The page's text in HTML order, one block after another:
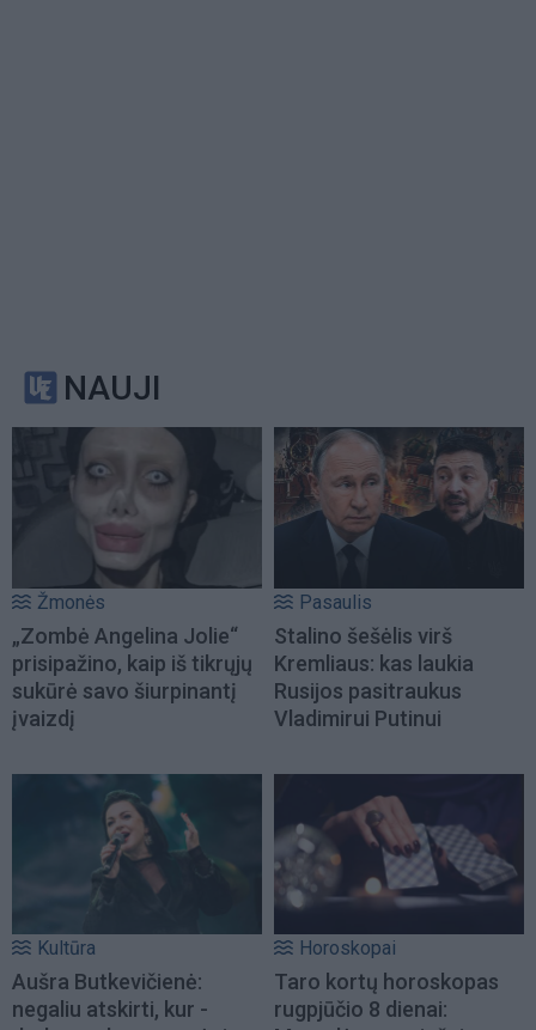
NAUJI
Žmonės
„Zombė Angelina Jolie“
prisipažino, kaip iš tikrųjų
sukūrė savo šiurpinantį
įvaizdį
Pasaulis
Stalino šešėlis virš
Kremliaus: kas laukia
Rusijos pasitraukus
Vladimirui Putinui
Kultūra
Aušra Butkevičienė:
negaliu atskirti, kur -
Horoskopai
Taro kortų horoskopas
rugpjūčio 8 dienai: